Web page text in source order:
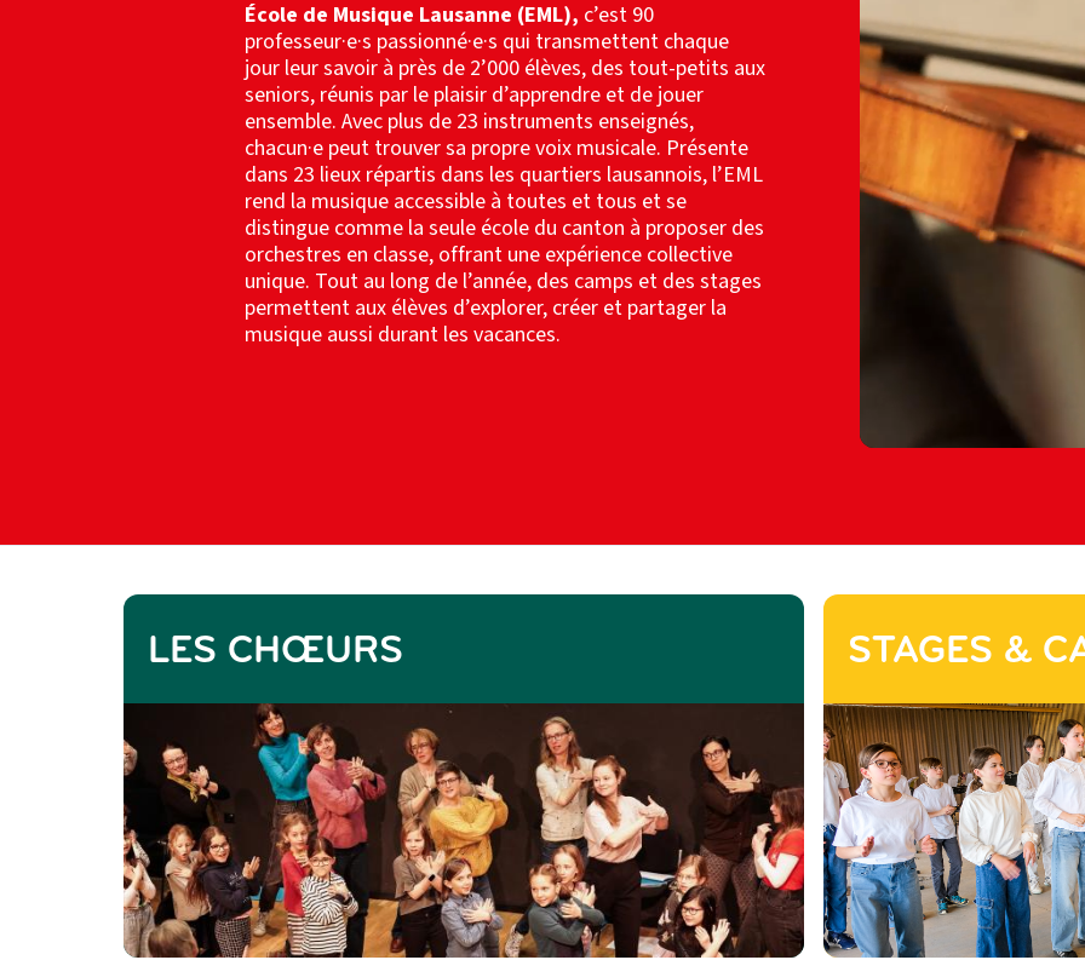
École de Musique Lausanne (EML), c’est 90
professeur·e·s passionné·e·s qui transmettent chaque
jour leur savoir à près de 2’000 élèves, des tout-petits aux
seniors, réunis par le plaisir d’apprendre et de jouer
ensemble. Avec plus de 23 instruments enseignés,
chacun·e peut trouver sa propre voix musicale. Présente
dans 23 lieux répartis dans les quartiers lausannois, l’EML
rend la musique accessible à toutes et tous et se
distingue comme la seule école du canton à proposer des
orchestres en classe, offrant une expérience collective
unique. Tout au long de l’année, des camps et des stages
permettent aux élèves d’explorer, créer et partager la
musique aussi durant les vacances.
LES CHŒURS STAGES &